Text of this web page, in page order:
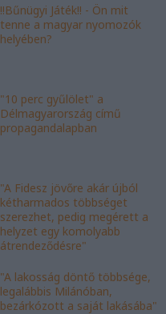
!!Bűnügyi Játék!! - Ön mit
tenne a magyar nyomozók
helyében?
"10 perc gyűlölet" a
Délmagyarország című
propagandalapban
"A Fidesz jövőre akár újból
kétharmados többséget
szerezhet, pedig megérett a
helyzet egy komolyabb
átrendeződésre"
"A lakosság döntő többsége,
legalábbis Milánóban,
bezárkózott a saját lakásába"